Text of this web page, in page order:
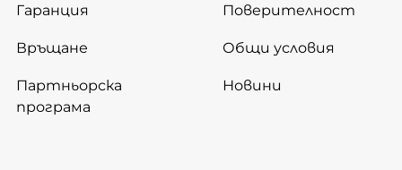
Гаранция
Връщане
Партньорска
програма
Поверителност
Общи условия
Новини